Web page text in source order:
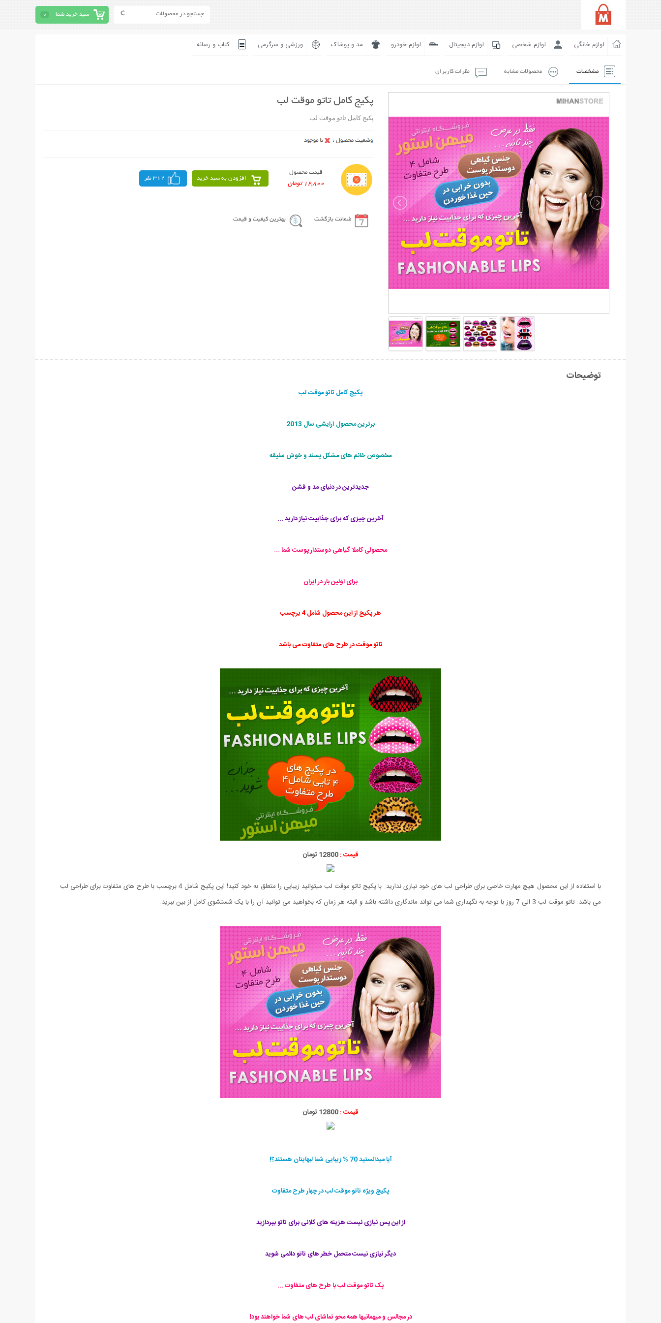
سبد خرید شما 0
لوازم خانگی لوازم شخصی لوازم دیجیتال لوازم خودرو مد و پوشاک ورزشی و سرگرمی کتاب و رسانه
مشخصات محصولات مشابه نظرات کاربران
پکیج کامل تاتو موقت لب
پکیج کامل تاتو موقت لب
قیمت محصول
12,800 تومان
افزودن به سبد خرید 312 نفر
ضمانت بازگشت بهترین کیفیت و قیمت
توضیحات
پکیج کامل تاتو موقت لب
برترین محصول آرایشی سال 2013
مخصوص خانم های مشکل پسند و خوش سلیقه
جدیدترین در دنیای مد و فشن
آخرین چیزی که برای جذابیت نیاز دارید ...
محصولی کاملا گیاهی دوستدار پوست شما ...
برای اولین بار در ایران
هر پکیج از این محصول شامل 4 برچسب
تاتو موقت در طرح های متفاوت می باشد
قیمت :12800 تومان
با استفاده از این محصول هیچ مهارت خاصی برای طراحی لب های خود نیازی ندارید. با پکیج تاتو موقت لب میتوانید زیبایی را متعلق به خود کنید! این پکیج شامل 4 برچسب با طرح های متفاوت برای طراحی لب
می باشد. تاتو موقت لب 3 الی 7 روز با توجه به نگهداری شما می تواند ماندگاری داشته باشد و البته هر زمان که بخواهید می توانید آن را با یک شستشوی کامل از بین ببرید.
قیمت :12800 تومان
آیا میدانستید 70 % زیبایی شما لبهایتان هستند؟!
پکیج ویژه تاتو موقت لب در چهار طرح متفاوت
از این پس نیازی نیست هزینه های کلانی برای تاتو بپردازید
دیگر نیازی نیست متحمل خطر های تاتو دائمی شوید
پک تاتو موقت لب با طرح های متفاوت ...
در مجالس و میهمانیها همه محو تماشای لب های شما خواهند بود!